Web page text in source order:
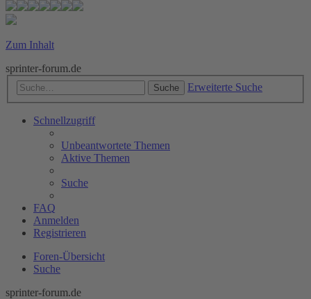
Zum Inhalt
sprinter-forum.de
Suche Erweiterte Suche
Schnellzugriff
Unbeantwortete Themen
Aktive Themen
Suche
FAQ
Anmelden
Registrieren
Foren-Übersicht
Suche
sprinter-forum.de